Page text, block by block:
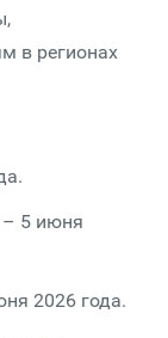
в регионах
– 5 июня
2026 года.